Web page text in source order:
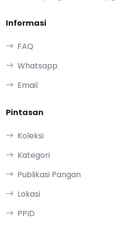
Informasi
FAQ
Whatsapp
Email
Pintasan
Koleksi
Kategori
Publikasi Pangan
Lokasi
PPID